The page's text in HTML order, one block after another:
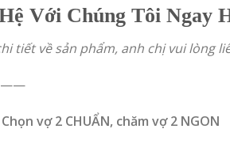
Với Chúng Tôi Ngay
tiết về sản phẩm, anh chị vui lòng
vợ 2 CHUẨN, chăm vợ 2 NGON